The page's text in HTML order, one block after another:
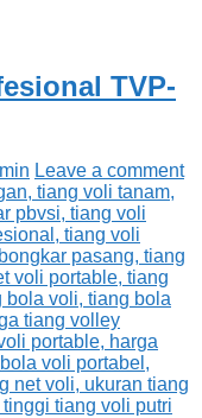
TVP-
Leave a comment